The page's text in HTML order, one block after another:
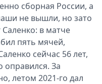
сборная России, а
не вышли, но зато
в матче
пять мячей,
сейчас 56 лет,
оправился. За
летом 2021-го дал